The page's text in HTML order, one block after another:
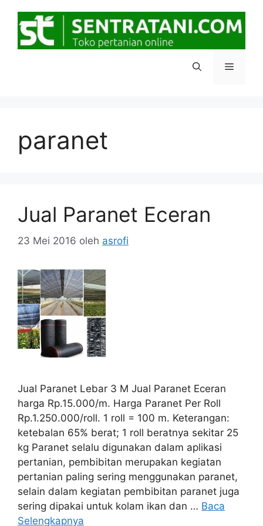
Menu
paranet
Jual Paranet Eceran
23 Mei 2016 oleh asrofi
Jual Paranet Lebar 3 M Jual Paranet Eceran
harga Rp.15.000/m. Harga Paranet Per Roll
Rp.1.250.000/roll. 1 roll = 100 m. Keterangan:
ketebalan 65% berat; 1 roll beratnya sekitar 25
kg Paranet selalu digunakan dalam aplikasi
pertanian, pembibitan merupakan kegiatan
pertanian paling sering menggunakan paranet,
selain dalam kegiatan pembibitan paranet juga
sering dipakai untuk kolam ikan dan … Baca
Selengkapnya